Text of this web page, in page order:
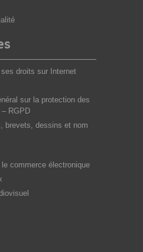
droits sur Internet
sur la protection des
RGPD
brevets, dessins et nom
commerce électronique